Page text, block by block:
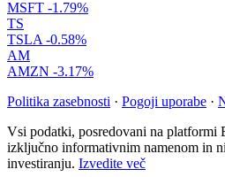
MSFT -1.79%
TS
TSLA -0.58%
AM
AMZN -3.17%
Politika zasebnosti · Pogoji uporabe ·
Vsi podatki, posredovani na platformi
izključno informativnim namenom in
investiranju. Izvedite več